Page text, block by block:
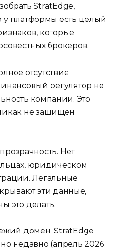
StratEdge,
у платформы есть целый
которые
брокеров.
отсутствие
регулятор не
компании. Это
не защищён
Нет
юридическом
Легальные
эти данные,
это делать.
домен. StratEdge
недавно (апрель 2026